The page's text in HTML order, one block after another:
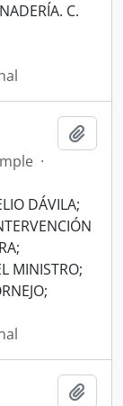
C.
·
DÁVILA;
MINISTRO;